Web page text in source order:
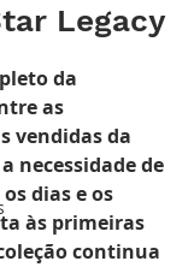
Legacy
de 5 estrelas.
da
as
vendidas da
necessidade de
dias e os
às primeiras
continua